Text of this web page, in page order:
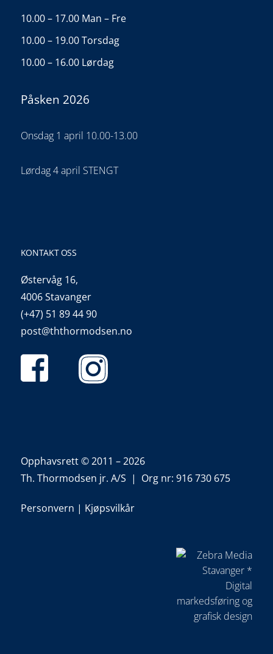
10.00 – 17.00 Man – Fre
10.00 – 19.00 Torsdag
10.00 – 16.00 Lørdag
Påsken 2026
Onsdag 1 april 10.00-13.00
Lørdag 4 april STENGT
KONTAKT OSS
Østervåg 16,
4006 Stavanger
(+47) 51 89 44 90
post@ththormodsen.no
Opphavsrett © 2011 – 2026
Th. Thormodsen jr. A/S | Org nr: 916 730 675
Personvern | Kjøpsvilkår